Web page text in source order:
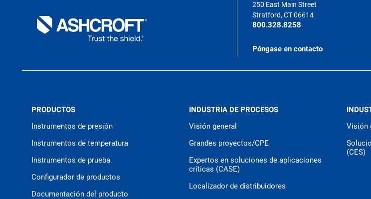
250 East Main Street
Stratford, CT 06614
800.328.8258
Póngase en contacto
PRODUCTOS
Instrumentos de presión
Instrumentos de temperatura
Instrumentos de prueba
Configurador de productos
Documentación del producto
INDUSTRIA DE PROCESOS
Visión general
Grandes proyectos/CPE
Expertos en soluciones de aplicaciones
críticas (CASE)
Localizador de distribuidores
Visión
(CES)